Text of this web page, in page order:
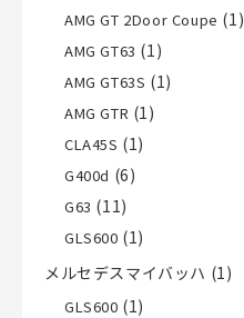
AMG GT 2Door Coupe (1)
AMG GT63 (1)
AMG GT63S (1)
AMG GTR (1)
CLA45S (1)
G400d (6)
G63 (11)
GLS600 (1)
メルセデスマイバッハ (1)
GLS600 (1)